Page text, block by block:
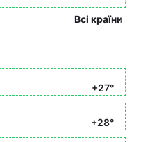
Всі країни
+27°
+28°